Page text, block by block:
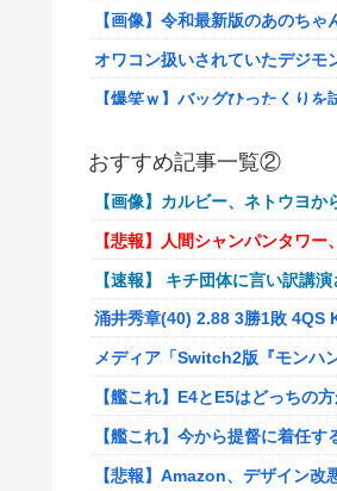
【画像】令和最新版のあのち
オワコン扱いされていたデジモ
【爆笑ｗ】バッグひったくり
メディア「Switch2版『モンハ
【艦これ】E4とE5はどっちの
【艦これ】今から提督に着任す
【艦これ】バニ黒潮親潮 他
中西悠理アナ 袖口からインナ
【ポケモンGO】リモート交換
【衝撃】クルタ族虐 殺の犯人
【悲報】ライター「ちいかわが
おすすめ記事一覧②
【画像】カルビー、ネトウヨ
【悲報】人間シャンパンタワ
【速報】 キチ団体に言い訳講
涌井秀章(40) 2.88 3勝1敗 4QS
メディア「Switch2版『モンハ
【艦これ】E4とE5はどっちの
【艦これ】今から提督に着任
【悲報】Amazon、デザイン改